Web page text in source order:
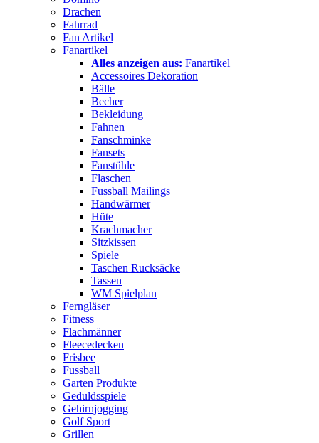
Drachen
Fahrrad
Fan Artikel
Fanartikel
Alles anzeigen aus: Fanartikel
Accessoires Dekoration
Bälle
Becher
Bekleidung
Fahnen
Fanschminke
Fansets
Fanstühle
Flaschen
Fussball Mailings
Handwärmer
Hüte
Krachmacher
Sitzkissen
Spiele
Taschen Rucksäcke
Tassen
WM Spielplan
Ferngläser
Fitness
Flachmänner
Fleecedecken
Frisbee
Fussball
Garten Produkte
Geduldsspiele
Gehirnjogging
Golf Sport
Grillen